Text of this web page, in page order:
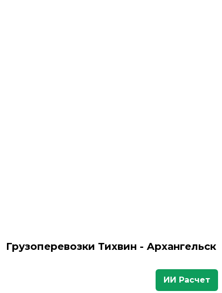
Грузоперевозки Тихвин - Архангельск
ИИ Расчет